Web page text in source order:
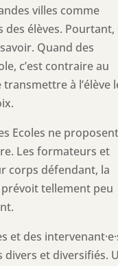
villes comme
élèves. Pourtant,
Quand des
c’est contraire au
à l’élève
Ecoles ne proposent
Les formateurs et
corps défendant, la
tellement peu
et des
divers et diversifiés.